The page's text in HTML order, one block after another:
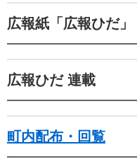
広報紙「広報ひだ」
広報ひだ 連載
町内配布・回覧